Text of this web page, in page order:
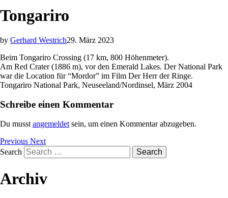
Tongariro
by Gerhard Westrich29. März 2023
Beim Tongariro Crossing (17 km, 800 Höhenmeter).
Am Red Crater (1886 m), vor den Emerald Lakes. Der National Park
war die Location für “Mordor” im Film Der Herr der Ringe.
Tongariro National Park, Neuseeland/Nordinsel, März 2004
Schreibe einen Kommentar
Du musst angemeldet sein, um einen Kommentar abzugeben.
Previous Next
Search
Archiv